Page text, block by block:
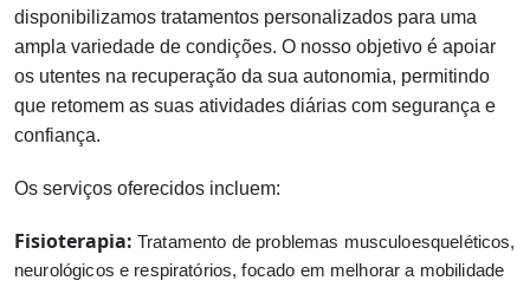
disponibilizamos tratamentos personalizados para uma
ampla variedade de condições. O nosso objetivo é apoiar
os utentes na recuperação da sua autonomia, permitindo
que retomem as suas atividades diárias com segurança e
confiança.
Os serviços oferecidos incluem:
Fisioterapia: Tratamento de problemas musculoesqueléticos,
neurológicos e respiratórios, focado em melhorar a mobilidade